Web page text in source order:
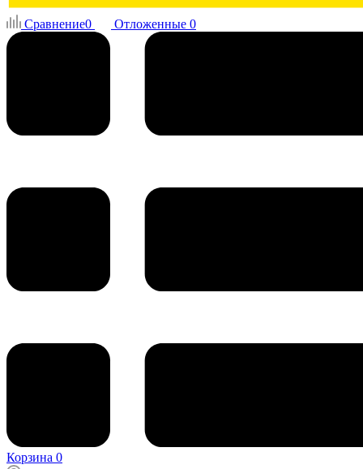
Сравнение0 Отложенные 0
Корзина 0